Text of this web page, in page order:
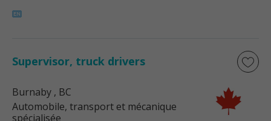
Supervisor, truck drivers
Burnaby , BC
Automobile, transport et mécanique
spécialisée